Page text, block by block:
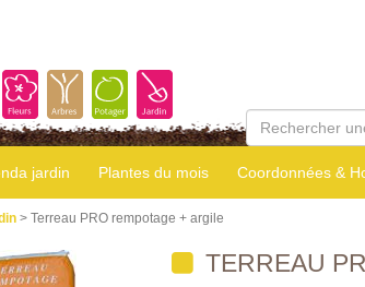
jardin Plantes du mois Coordonnées &
> Terreau PRO rempotage + argile
TERREAU